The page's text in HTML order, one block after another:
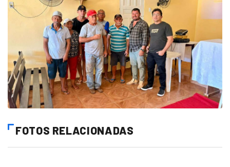
FOTOS RELACIONADAS